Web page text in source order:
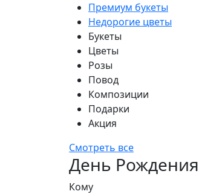
Премиум букеты
Недорогие цветы
Букеты
Цветы
Розы
Повод
Композиции
Подарки
Акция
Смотреть все
День Рождения
Кому